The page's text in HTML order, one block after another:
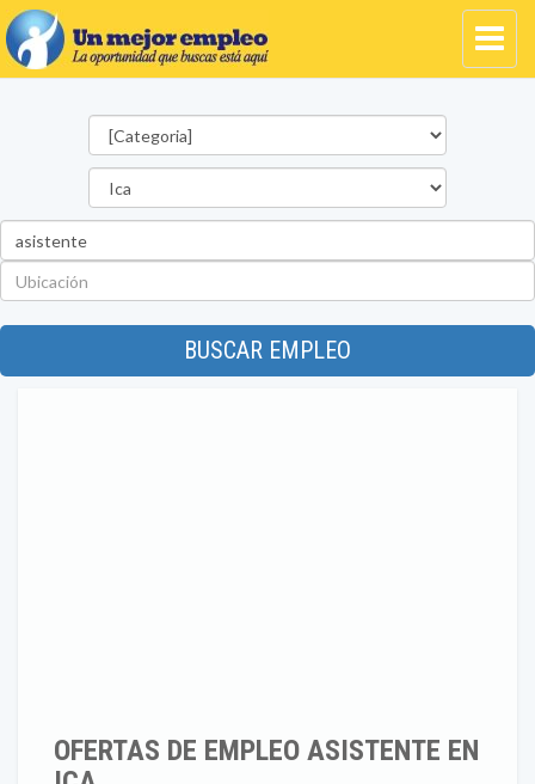
BUSCAR EMPLEO
OFERTAS DE EMPLEO ASISTENTE EN